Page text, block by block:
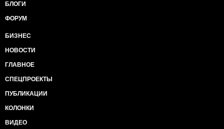
БЛОГИ
ФОРУМ
БИЗНЕС
НОВОСТИ
ГЛАВНОЕ
СПЕЦПРОЕКТЫ
ПУБЛИКАЦИИ
КОЛОНКИ
ВИДЕО